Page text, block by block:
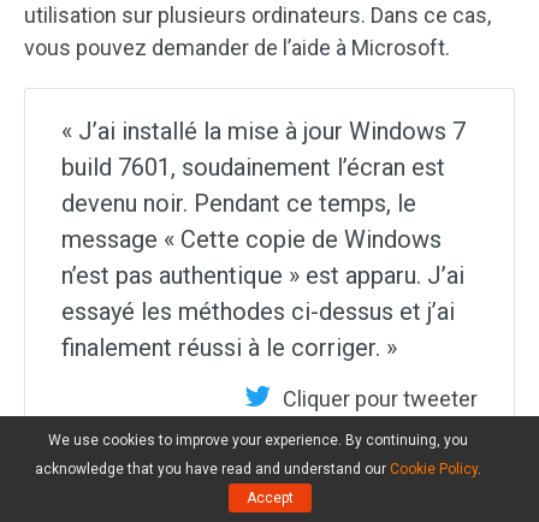
utilisation sur plusieurs ordinateurs. Dans ce cas,
vous pouvez demander de l’aide à Microsoft.
« J’ai installé la mise à jour Windows 7
build 7601, soudainement l’écran est
devenu noir. Pendant ce temps, le
message « Cette copie de Windows
n’est pas authentique » est apparu. J’ai
essayé les méthodes ci-dessus et j’ai
finalement réussi à le corriger. »
Cliquer pour tweeter
Après avoir appris le correctif de Windows 7 non
authentique, certains d’entre vous pourraient
We use cookies to improve your experience. By continuing, you
acknowledge that you have read and understand our Cookie Policy.
Accept